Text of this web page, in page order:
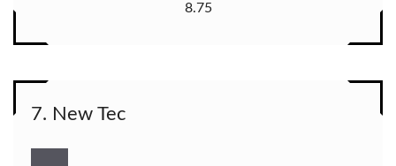
8.75
7. New Tec